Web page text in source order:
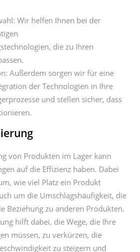
Wir helfen Ihnen bei der
die zu Ihren
Außerdem sorgen wir für eine
der Technologien in Ihre
und stellen sicher, dass
von Produkten im Lager kann
auf die Effizienz haben. Dabei
wie viel Platz ein Produkt
um die Umschlagshäufigkeit, die
Beziehung zu anderen Produkten.
hilft dabei, die Wege, die Ihre
müssen, zu verkürzen, die
zu steigern und